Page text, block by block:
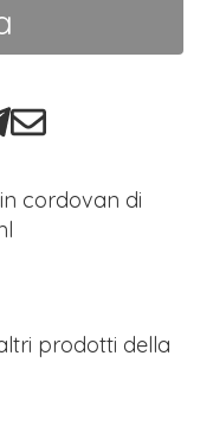
cordovan di
prodotti della